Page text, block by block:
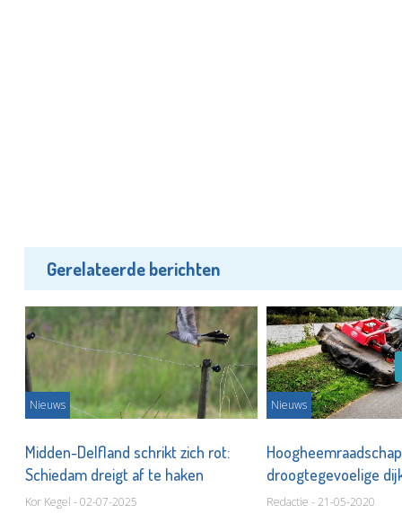
Gerelateerde berichten
Nieuws
Midden-Delfland schrikt zich rot:
Schiedam dreigt af te haken
Kor Kegel - 02-07-2025
Nieuws
droogtegevoelige
Redactie - 21-05-2020